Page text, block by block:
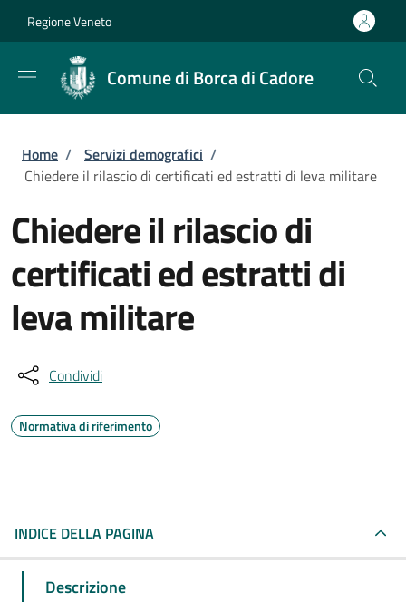
Regione Veneto
Comune di Borca di Cadore
Briciole di pane
Home / Servizi demografici /
Chiedere il rilascio di certificati ed estratti di leva militare
Chiedere il rilascio di
certificati ed estratti di
leva militare
Condividi
Normativa di riferimento
INDICE DELLA PAGINA
Descrizione